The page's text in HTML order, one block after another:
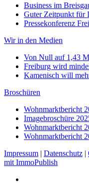
Business im
Guter Zeitpunkt für
Pressekonferenz
Wir in den Medien
Von Null auf 1,43
Freiburg wird
Kamenisch will
Broschüren
Wohnmarktbericht
Imagebroschüre
Wohnmarktbericht
Wohnmarktbericht
Impressum | Datenschutz |
mit ImmoPublish